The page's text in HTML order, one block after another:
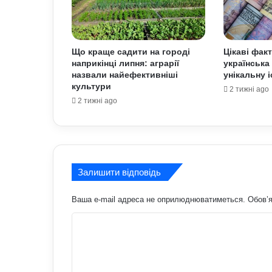
Що краще садити на городі
наприкінці липня: аграрії
назвали найефективніші
культури
2 тижні ago
Цікаві
унікальну
2 тижні ago
Залишити відповідь
Ваша e-mail адреса не оприлюднюватиметься.